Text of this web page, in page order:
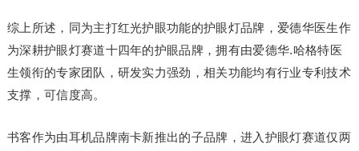
综上所述，同为主打红光护眼功能的护眼灯品牌，爱德华医生作
为深耕护眼灯赛道十四年的护眼品牌，拥有由爱德华.哈格特医
生领衔的专家团队，研发实力强劲，相关功能均有行业专利技术
支撑，可信度高。
书客作为由耳机品牌南卡新推出的子品牌，进入护眼灯赛道仅两